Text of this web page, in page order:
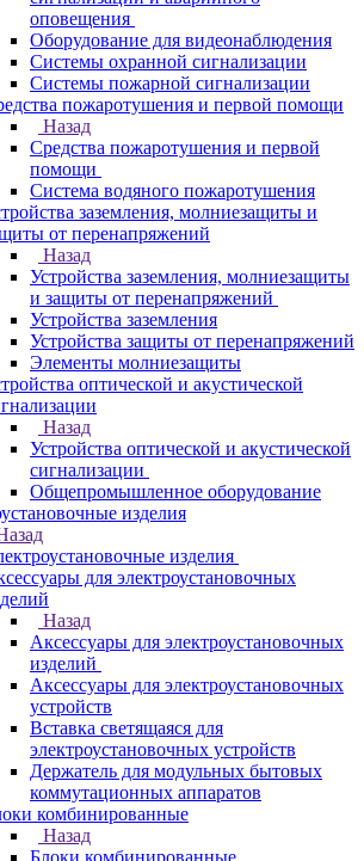
оповещения
Оборудование для видеонаблюдения
Системы охранной сигнализации
Системы пожарной сигнализации
пожаротушения и первой помощи
Назад
Средства пожаротушения и первой
помощи
Система водяного пожаротушения
заземления, молниезащиты и
от перенапряжений
Назад
Устройства заземления, молниезащиты
и защиты от перенапряжений
Устройства заземления
Устройства защиты от перенапряжений
Элементы молниезащиты
оптической и акустической
Назад
Устройства оптической и акустической
сигнализации
Общепромышленное оборудование
изделия
изделия
для электроустановочных
Назад
Аксессуары для электроустановочных
изделий
Аксессуары для электроустановочных
устройств
Вставка светящаяся для
электроустановочных устройств
Держатель для модульных бытовых
коммутационных аппаратов
комбинированные
Назад
Блоки комбинированные